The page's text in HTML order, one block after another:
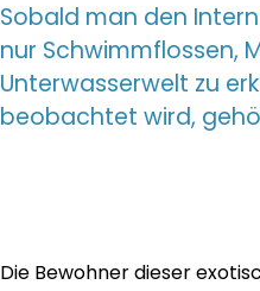
Sobald man den
nur Schwimmflossen,
Unterwasserwelt zu
beobachtet wird,
Die Bewohner dieser